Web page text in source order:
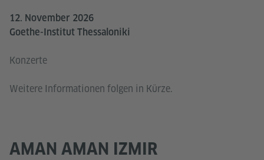
12. November 2026
Goethe-Institut Thessaloniki
Konzerte
Weitere Informationen folgen in Kürze.
AMAN AMAN IZMIR